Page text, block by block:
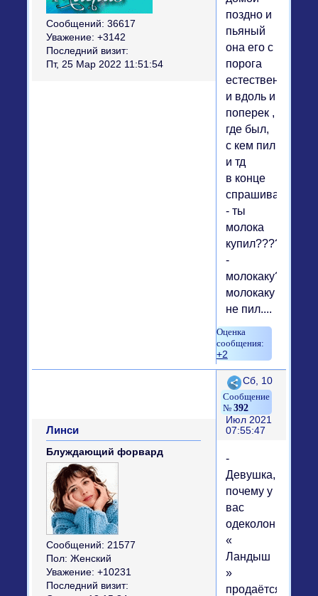
Сообщений: 36617
Уважение: +3142
Последний визит:
Пт, 25 Мар 2022 11:51:54
поздно и
пьяный
она его с
порога
естественно
и вдоль и
поперек ,
где был,
с кем пил
и тд
в конце
спрашивает
- ты
молока
купил????
-
молокаку?
молокаку
не пил....
+2
Поделиться
392
Сб, 10
Июл 2021
07:55:47
Линси
Блуждающий форвард
Сообщений: 21577
Пол: Женский
Уважение: +10231
Последний визит:
-
Девушка,
почему у
вас
одеколон
«
Ландыш
»
продаётся